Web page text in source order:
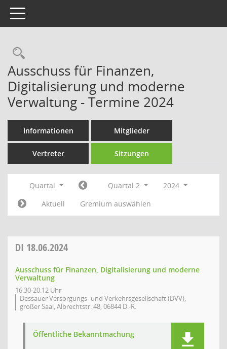
Toggle navigation
Rechercheauswahl
Ausschuss für Finanzen,
Digitalisierung und moderne
Verwaltung - Termine 2024
Informationen Mitglieder
Vertreter Sitzungen
Quartal Quartal 2
2024
Aktuell
Gremium auswählen
DI 18.06.2024
Ausschuss für Finanzen, Digitalisierung und moderne
Verwaltung
16:30-20:12 Uhr
Dessauer Versorgungs- und Verkehrsgesellschaft (DVV),
großer Saal, Albrechtstr. 48, 06844 D.-R.
Öffentliche Bekanntmachung